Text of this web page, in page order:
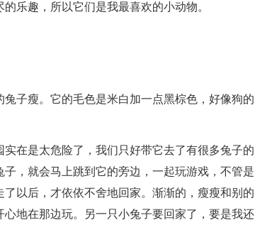
乐趣，所以它们是我最喜欢的小动物。
子瘦。它的毛色是米白加一点黑棕色，好像狗的
在是太危险了，我们只好带它去了有很多兔子的
，就会马上跳到它的旁边，一起玩游戏，不管是
以后，才依依不舍地回家。渐渐的，瘦瘦和别的
地在那边玩。另一只小兔子要回家了，要是我还